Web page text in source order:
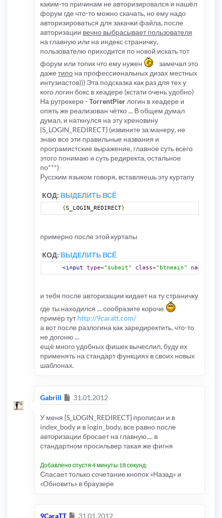
каким-то причинам не авторизировался и нашёл
форум где что-то можно скачать, но ему надо
авторизироваться для закачки файла, после
авторизации вечно выбрасывает пользователя
на главную или на индекс страничку,
пользователю приходится по новой искать тот
форум или топик что ему нужен
замечал это
даже типо на профессиональных дизах местных
интузиастов))) Эта подсказка как раз для тех у
кого логин бокс в хеадере (кстати очень удобно)
На рутрекере -TorrentPier логин в хеадере и
опять же реализован чётко ... В общем думал
думал, и наткнулся на эту хреновину
{S_LOGIN_REDIRECT} (извините за манеру, не
знаю все эти правильные названия и
програмистские выражение, главное суть всего
этого понимаю и суть редиректа, остальное
по***)
Русским языком говоря, вставляешь эту куртапу
КОД: ВЫДЕЛИТЬ ВСЁ
{S_LOGIN_REDIRECT}
примерно после этой куртапы
КОД: ВЫДЕЛИТЬ ВСЁ
<input type="submit" class="btnmain" name
и тебя после авторизации кидает на ту страничку
где ты находился ... сообразите короче
пример тутhttp://9caratt.com/
а вот после разлогина как заредиректить, что-то
не догоню ...
ещё много удобных фишек вычеслил, буду их
применять на стандарт функциях в своих новых
шаблонах.
Gabriil Сообщение
31.01.2012
У меня {S_LOGIN_REDIRECT} прописан и в
index_body и в login_body, все равно после
авторизации бросает на главную.... в
стандартном просильвер такая же фигня
Добавлено спустя 4 минуты 18 секунд:
Спасает только сочетание кнопок «Назад» и
«Обновить» в браузере
9CaraTT Сообщение
31.01.2012